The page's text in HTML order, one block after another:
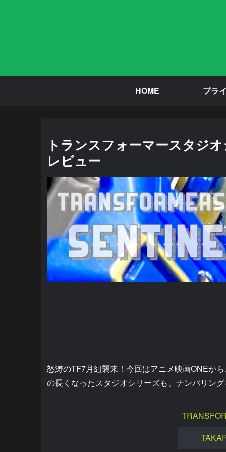
HOME プラ
トランスフォーマースタジ
レビュー
怒涛のTF7月組襲来！今回はアニメ映画ONEか
の長くなったスタジオシリーズも、ナンバリン